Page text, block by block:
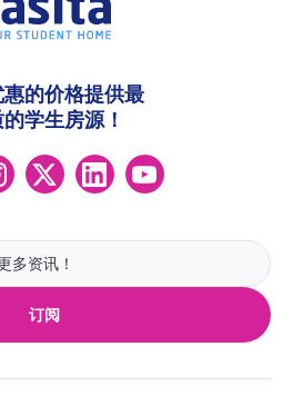
订阅
的价格提供最
学生房源！